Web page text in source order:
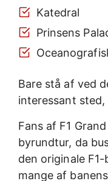
Katedral
Prinsens
Bare stå af ved
interessant
Fans af F1
byrundtur, da
den originale
mange af